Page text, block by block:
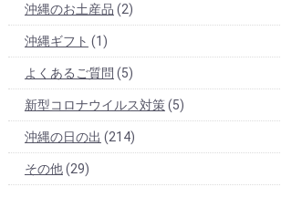
沖縄のお土産品 (2)
沖縄ギフト (1)
よくあるご質問 (5)
新型コロナウイルス対策(5)
沖縄の日の出 (214)
その他(29)